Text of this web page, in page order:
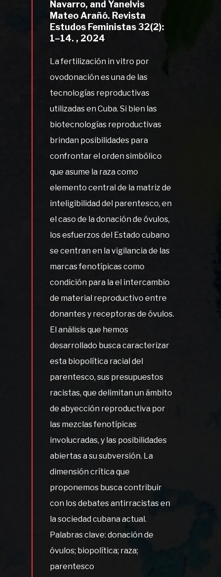
Navarro, and Yanelvis
Mateo Arañó. Revista
Estudos Feministas 32(2):
1–14. , 2024
La fertilización in vitro por
ovodonación es una de las
tecnologías reproductivas
utilizadas en Cuba. Si bien las
biotecnologías reproductivas
brindan posibilidades para
confrontar el orden simbólico
que asume la raza como
elemento central de la matriz de
inteligibilidad del parentesco, en
el caso de la donación de óvulos,
los esfuerzos del Estado cubano
se centran en la vigilancia de las
marcas fenotípicas como
condición para la el intercambio
de material reproductivo entre
donantes y receptoras de óvulos.
El análisis que hemos
desarrollado busca caracterizar
esta biopolítica racial del
parentesco, sus presupuestos
racistas, que delimitan un ámbito
de abyección reproductiva por
las mezclas fenotípicas
involucradas, y las posibilidades
abiertas a su subversión. La
dimensión crítica que
proponemos busca contribuir
con los debates antirracistas en
la sociedad cubana actual.
Palabras clave: donación de
óvulos; biopolítica; raza;
parentesco